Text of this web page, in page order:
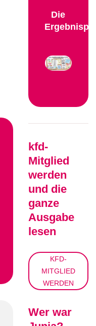
Die
kfd-
Mitglied
werden
und die
ganze
Ausgabe
lesen
KFD-
MITGLIED
WERDEN
Wer war